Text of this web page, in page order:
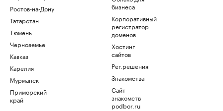
Ростов-на-Дону
Татарстан
Тюмень
Черноземье
Кавказ
Карелия
Мурманск
Приморский
край
бизнеса
Корпоративный
регистратор
доменов
Хостинг
сайтов
Рег.решения
Знакомства
Сайт
знакомств
podbor.ru